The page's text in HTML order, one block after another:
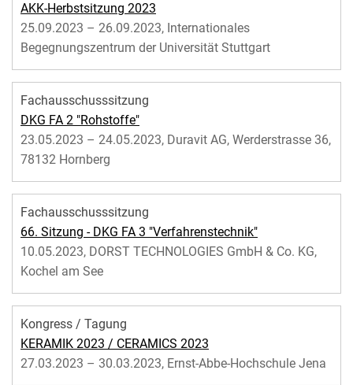
AKK-Herbstsitzung 2023
25.09.2023 – 26.09.2023, Internationales
Begegnungszentrum der Universität Stuttgart
Fachausschusssitzung
DKG FA 2 "Rohstoffe"
23.05.2023 – 24.05.2023, Duravit AG, Werderstrasse 36,
78132 Hornberg
Fachausschusssitzung
66. Sitzung - DKG FA 3 "Verfahrenstechnik"
10.05.2023, DORST TECHNOLOGIES GmbH & Co. KG,
Kochel am See
Kongress / Tagung
KERAMIK 2023 / CERAMICS 2023
27.03.2023 – 30.03.2023, Ernst-Abbe-Hochschule Jena